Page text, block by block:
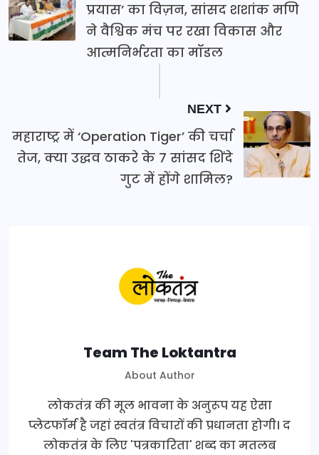
प्रयास’ का विज़न, सांसद शशांक मणि
ने वैश्विक मंच पर रखा विकास और
आत्मनिर्भरता का मॉडल
NEXT
महाराष्ट्र में ‘Operation Tiger’ की चर्चा
तेज, क्या उद्धव ठाकरे के 7 सांसद शिंदे
गुट में होंगे शामिल?
Team The Loktantra
About Author
लोकतंत्र की मूल भावना के अनुरूप यह ऐसा
प्लेटफॉर्म है जहां स्वतंत्र विचारों की प्रधानता होगी। द
लोकतंत्र के लिए 'पत्रकारिता' शब्द का मतलब